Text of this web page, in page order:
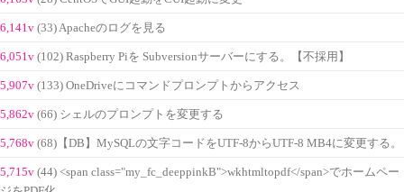
6,141v (33) Apacheのログを見る
6,051v (102) Raspberry Piを Subversionサーバーにする。【不採用】
5,907v (133) OneDriveにコマンドプロンプトからアクセス
5,862v (66) シェルのプロンプトを変更する
5,768v (68)【DB】MySQLの文字コードをUTF-8からUTF-8 MB4に変更する。
5,715v (44) <span class="my_fc_deeppinkB">wkhtmltopdf</span>でホームペー